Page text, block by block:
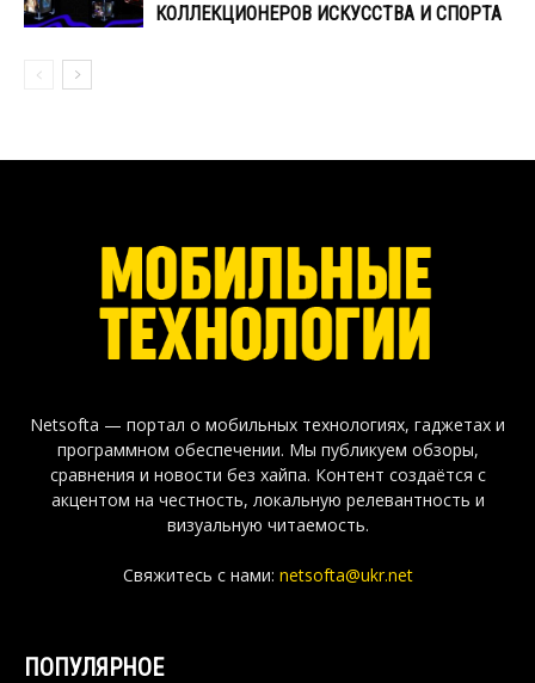
КОЛЛЕКЦИОНЕРОВ ИСКУССТВА И СПОРТА
Netsofta — портал о мобильных технологиях, гаджетах и
программном обеспечении. Мы публикуем обзоры,
сравнения и новости без хайпа. Контент создаётся с
акцентом на честность, локальную релевантность и
визуальную читаемость.
Свяжитесь с нами: netsofta@ukr.net
ПОПУЛЯРНОЕ